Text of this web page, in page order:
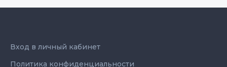
Вход в личный кабинет
Политика конфиденциальности